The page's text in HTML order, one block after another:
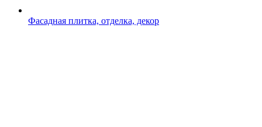
Фасадная плитка, отделка, декор